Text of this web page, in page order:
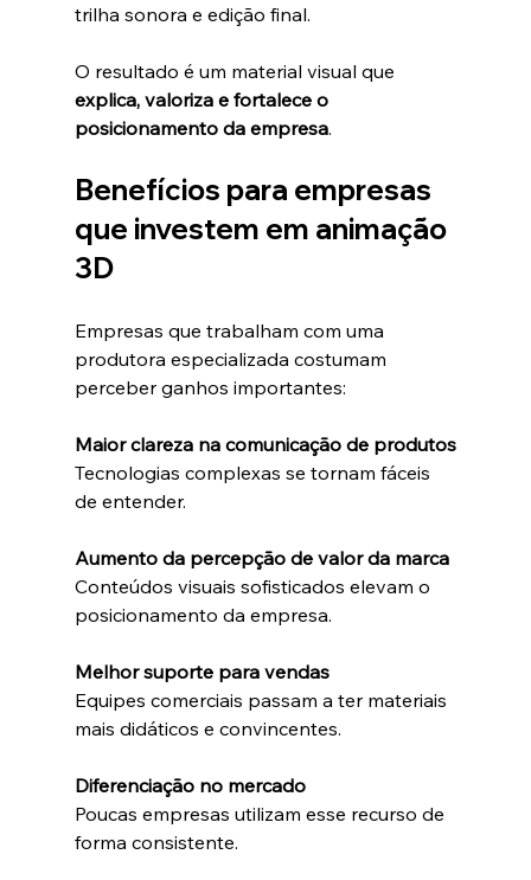
trilha sonora e edição final.
O resultado é um material visual que
explica, valoriza e fortalece o
posicionamento da empresa.
Benefícios para empresas
que investem em animação
3D
Empresas que trabalham com uma
produtora especializada costumam
perceber ganhos importantes:
Maior clareza na comunicação de produtos
Tecnologias complexas se tornam fáceis
de entender.
Aumento da percepção de valor da marca
Conteúdos visuais sofisticados elevam o
posicionamento da empresa.
Melhor suporte para vendas
Equipes comerciais passam a ter materiais
mais didáticos e convincentes.
Diferenciação no mercado
Poucas empresas utilizam esse recurso de
forma consistente.